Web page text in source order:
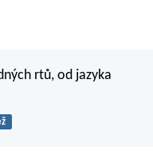
rtů, od jazyka